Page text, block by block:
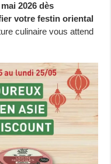
2026 dès
votre festin oriental
culinaire vous attend